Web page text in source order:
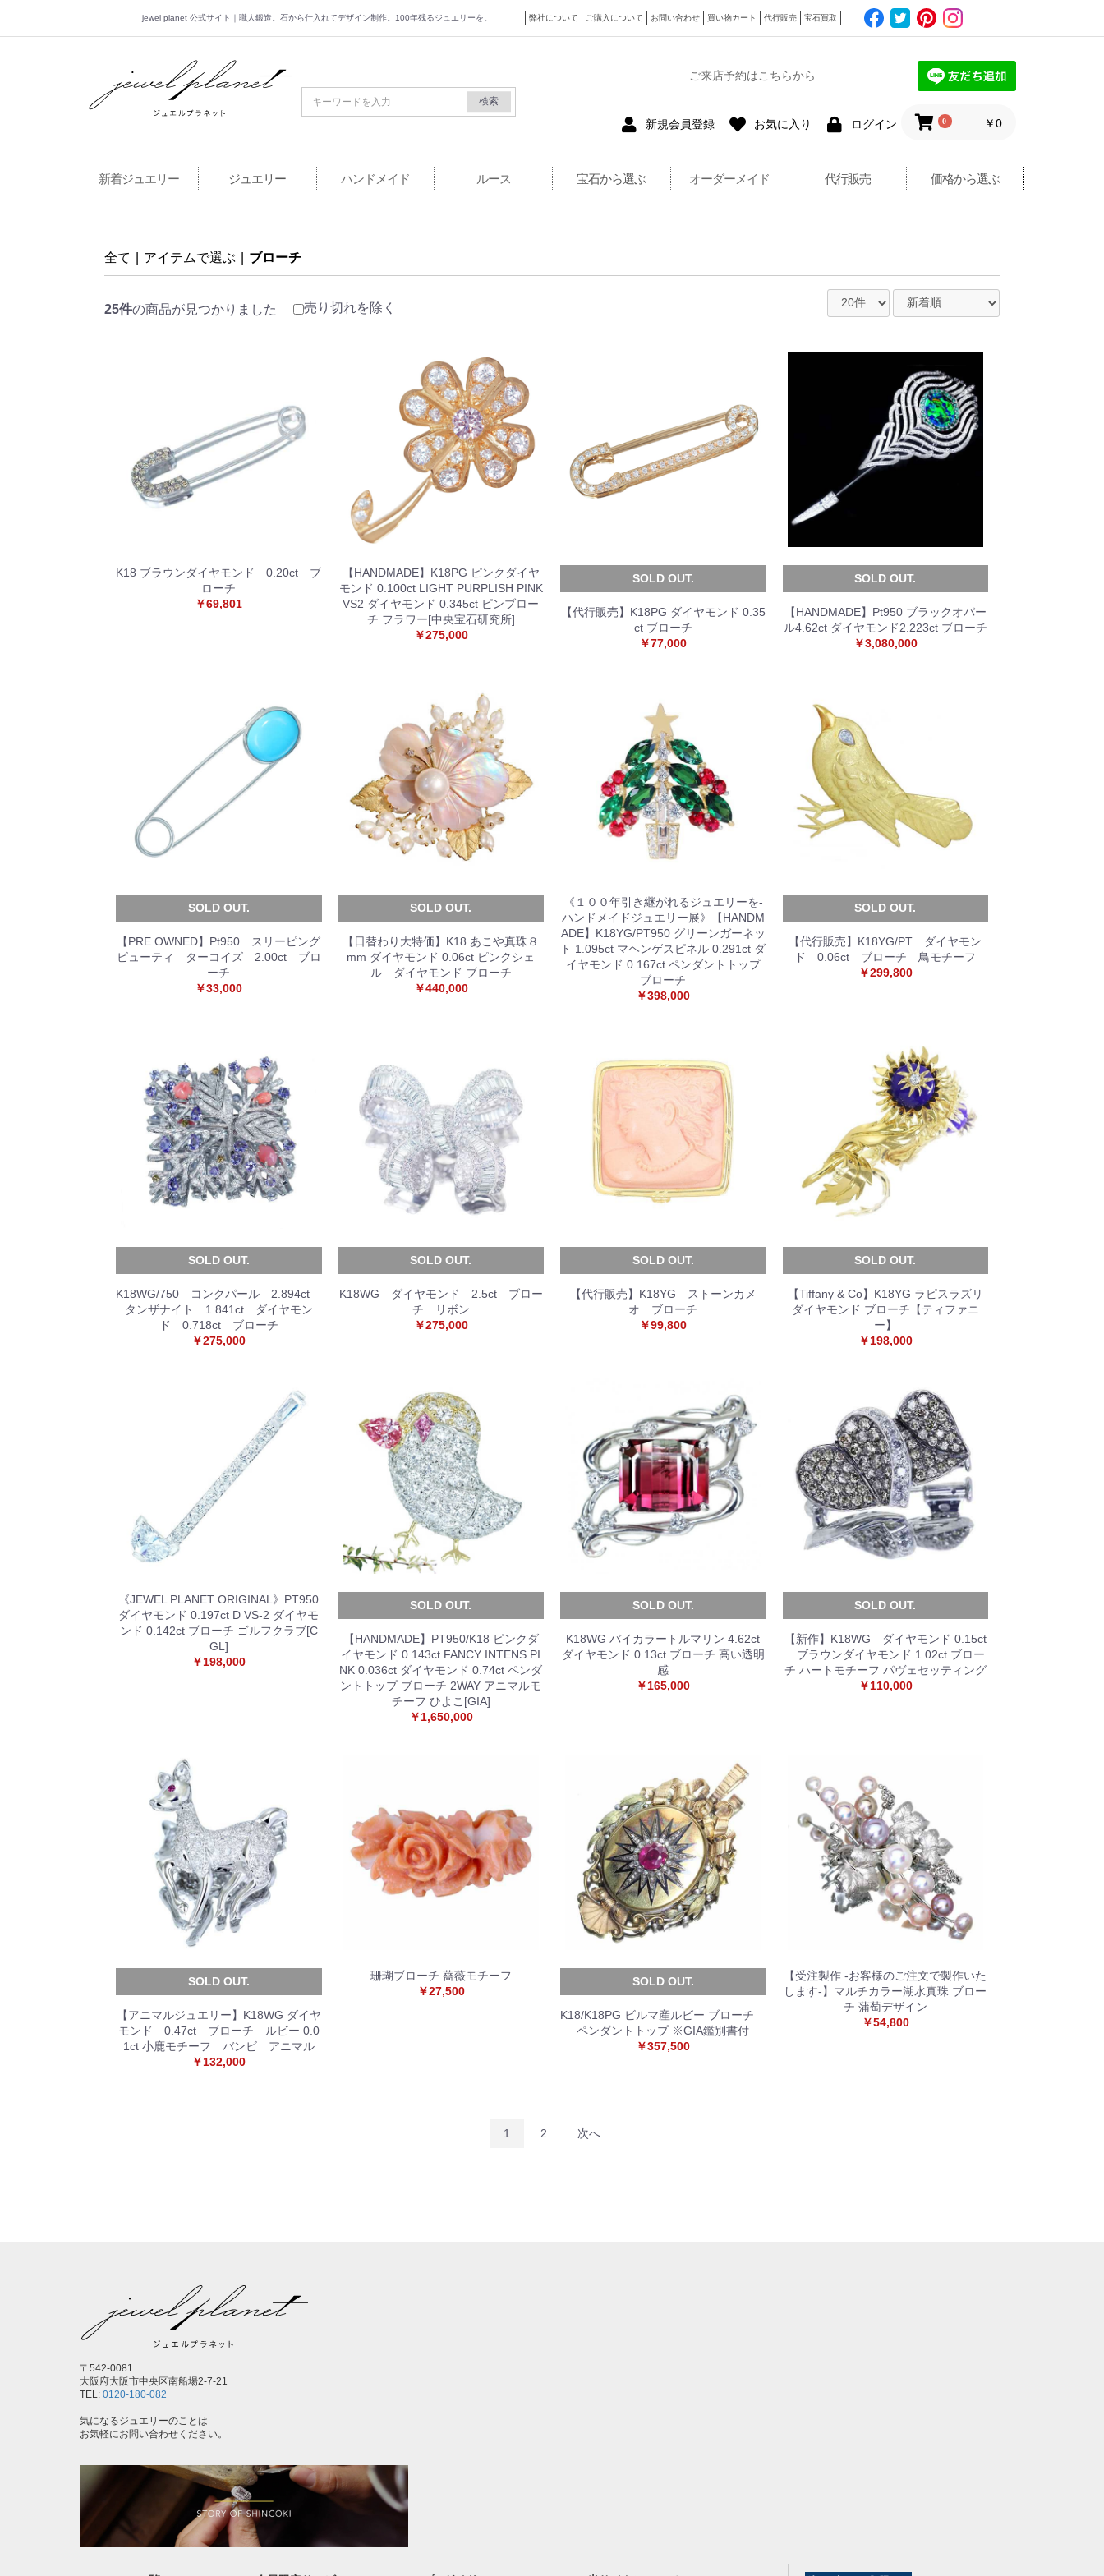
jewel planet 公式サイト｜職人鍛造。石から仕入れてデザイン制作。100年残るジュエリーを。 弊社について ご購入について お問い合わせ 買い物カート 代行販売 宝石買取
jewel planet 公式サイト
検索
ご来店予約はこちらから
新規会員登録 お気に入り ログイン 0 ￥0
新着ジュエリー ジュエリー ハンドメイド ルース 宝石から選ぶ オーダーメイド 代行販売 価格から選ぶ
全て アイテムで選ぶ ブローチ
25件の商品が見つかりました 売り切れを除く
K18 ブラウンダイヤモンド 0.20ct ブ
ローチ
￥69,801
【HANDMADE】K18PG ピンクダイヤ
モンド 0.100ct LIGHT PURPLISH PINK
VS2 ダイヤモンド 0.345ct ピンブロー
チ フラワー[中央宝石研究所]
￥275,000
SOLD OUT.
【代行販売】K18PG ダイヤモンド 0.35
ct ブローチ
￥77,000
SOLD OUT.
【HANDMADE】Pt950 ブラックオパー
ル4.62ct ダイヤモンド2.223ct ブローチ
￥3,080,000
SOLD OUT.
【PRE OWNED】Pt950 スリーピング
ビューティ ターコイズ 2.00ct ブロ
ーチ
￥33,000
SOLD OUT.
【日替わり大特価】K18 あこや真珠８
mm ダイヤモンド 0.06ct ピンクシェ
ル ダイヤモンド ブローチ
￥440,000
《１００年引き継がれるジュエリーを-
ハンドメイドジュエリー展》【HANDM
ADE】K18YG/PT950 グリーンガーネッ
ト 1.095ct マヘンゲスピネル 0.291ct ダ
イヤモンド 0.167ct ペンダントトップ
ブローチ
￥398,000
SOLD OUT.
【代行販売】K18YG/PT ダイヤモン
ド 0.06ct ブローチ 鳥モチーフ
￥299,800
SOLD OUT.
K18WG/750 コンクパール 2.894ct
タンザナイト 1.841ct ダイヤモン
ド 0.718ct ブローチ
￥275,000
SOLD OUT.
K18WG ダイヤモンド 2.5ct ブロー
チ リボン
￥275,000
SOLD OUT.
【代行販売】K18YG ストーンカメ
オ ブローチ
￥99,800
SOLD OUT.
【Tiffany & Co】K18YG ラピスラズリ
ダイヤモンド ブローチ【ティファニ
ー】
￥198,000
《JEWEL PLANET ORIGINAL》PT950
ダイヤモンド 0.197ct D VS-2 ダイヤモ
ンド 0.142ct ブローチ ゴルフクラブ[C
GL]
￥198,000
SOLD OUT.
【HANDMADE】PT950/K18 ピンクダ
イヤモンド 0.143ct FANCY INTENS PI
NK 0.036ct ダイヤモンド 0.74ct ペンダ
ントトップ ブローチ 2WAY アニマルモ
チーフ ひよこ[GIA]
￥1,650,000
SOLD OUT.
K18WG バイカラートルマリン 4.62ct
ダイヤモンド 0.13ct ブローチ 高い透明
感
￥165,000
SOLD OUT.
【新作】K18WG ダイヤモンド 0.15ct
ブラウンダイヤモンド 1.02ct ブロー
チ ハートモチーフ パヴェセッティング
￥110,000
SOLD OUT.
【アニマルジュエリー】K18WG ダイヤ
モンド 0.47ct ブローチ ルビー 0.0
1ct 小鹿モチーフ バンビ アニマル
￥132,000
珊瑚ブローチ 薔薇モチーフ
￥27,500
SOLD OUT.
K18/K18PG ビルマ産ルビー ブローチ
ペンダントトップ ※GIA鑑別書付
￥357,500
【受注製作 -お客様のご注文で製作いた
します-】マルチカラー湖水真珠 ブロー
チ 蒲萄デザイン
￥54,800
お買い物を続ける
1 2 次へ
〒542-0081
大阪府大阪市中央区南船場2-7-21
TEL: 0120-180-082
気になるジュエリーのことは
お気軽にお問い合わせください。